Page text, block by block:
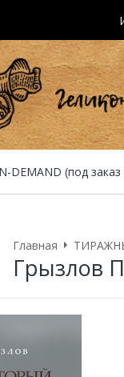
DEMAND (под заказ
Главная
Грызлов